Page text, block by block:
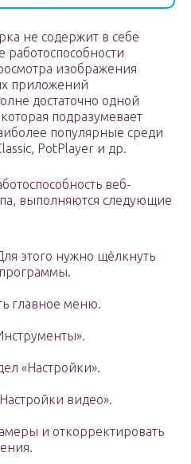
не содержит в себе
изображения
приложений
достаточно одной
подразумевает
популярные среди
PotPlayer и др.
веб-
выполняются следующие
этого нужно щёлкнуть
главное меню.
«Настройки».
видео».
и откорректировать